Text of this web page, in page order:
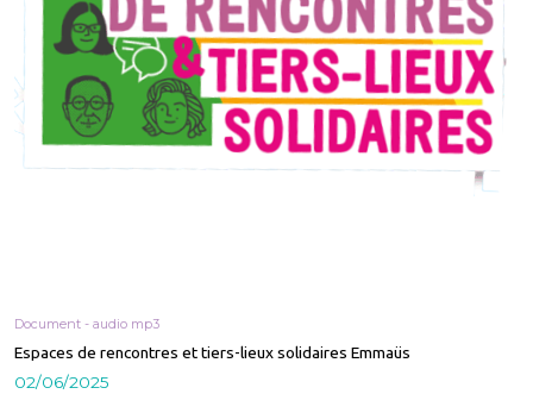
Document - audio mp3
Espaces de rencontres et tiers-lieux solidaires Emmaüs
02/06/2025